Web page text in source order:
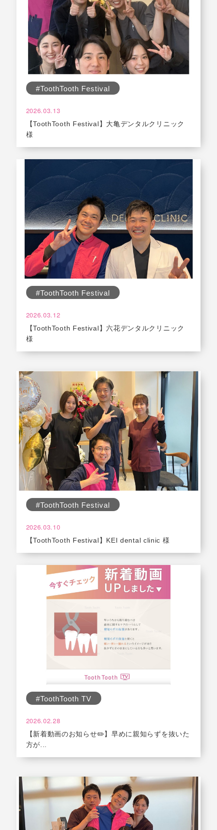
#ToothTooth Festival
2026.03.13
【ToothTooth Festival】大亀デンタルクリニック
様
#ToothTooth Festival
2026.03.12
【ToothTooth Festival】六花デンタルクリニック
様
#ToothTooth Festival
2026.03.10
【ToothTooth Festival】KEI dental clinic 様
#ToothTooth TV
2026.02.28
【新着動画のお知らせ✏️】早めに親知らずを抜いた
方が...